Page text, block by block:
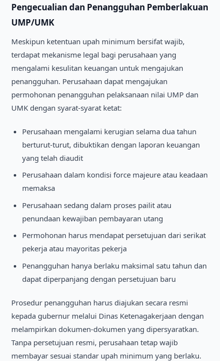
Pengecualian dan Penangguhan Pemberlakuan
UMP/UMK
Meskipun ketentuan upah minimum bersifat wajib,
terdapat mekanisme legal bagi perusahaan yang
mengalami kesulitan keuangan untuk mengajukan
penangguhan. Perusahaan dapat mengajukan
permohonan penangguhan pelaksanaan nilai UMP dan
UMK dengan syarat-syarat ketat:
Perusahaan mengalami kerugian selama dua tahun
berturut-turut, dibuktikan dengan laporan keuangan
yang telah diaudit
Perusahaan dalam kondisi force majeure atau keadaan
memaksa
Perusahaan sedang dalam proses pailit atau
penundaan kewajiban pembayaran utang
Permohonan harus mendapat persetujuan dari serikat
pekerja atau mayoritas pekerja
Penangguhan hanya berlaku maksimal satu tahun dan
dapat diperpanjang dengan persetujuan baru
Prosedur penangguhan harus diajukan secara resmi
kepada gubernur melalui Dinas Ketenagakerjaan dengan
melampirkan dokumen-dokumen yang dipersyaratkan.
Tanpa persetujuan resmi, perusahaan tetap wajib
membayar sesuai standar upah minimum yang berlaku.